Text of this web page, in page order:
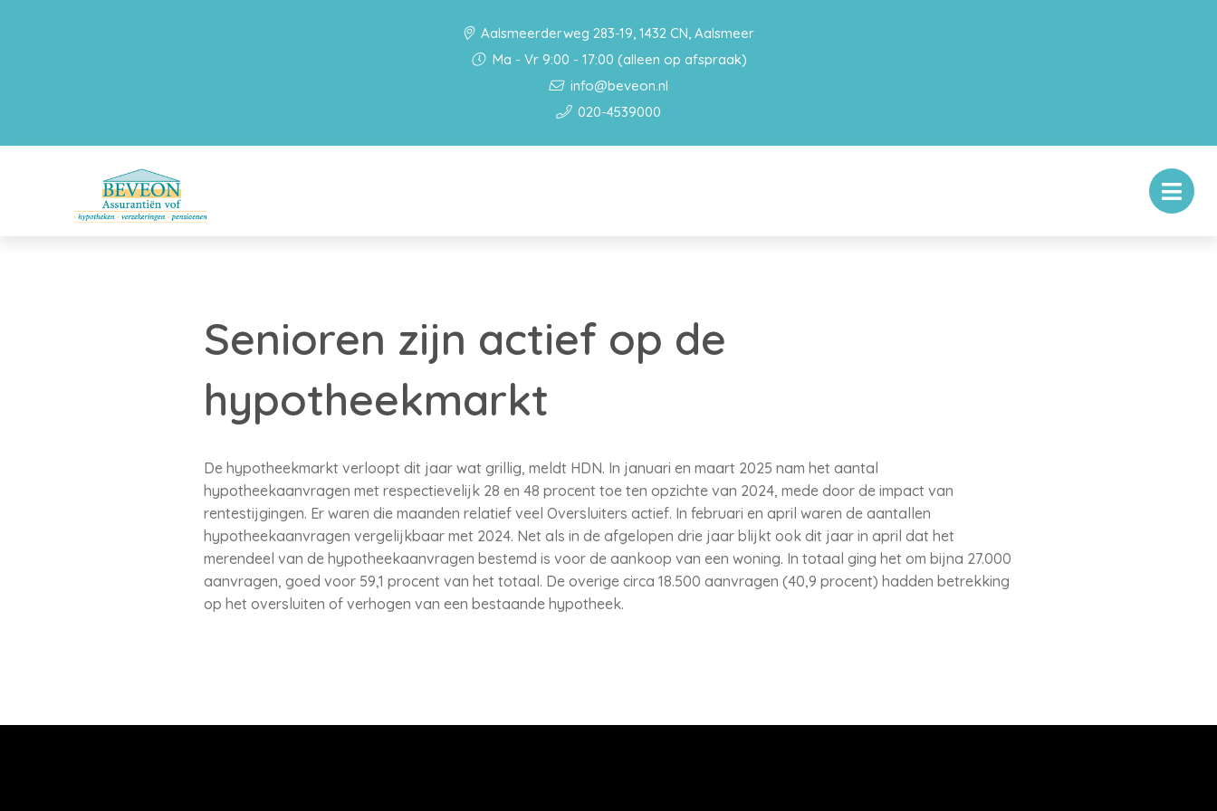
Aalsmeerderweg 283-19, 1432 CN, Aalsmeer
Ma - Vr 9:00 - 17:00 (alleen op afspraak)
info@beveon.nl
020-4539000
Senioren zijn actief op de
hypotheekmarkt
De hypotheekmarkt verloopt dit jaar wat grillig, meldt HDN. In januari en maart 2025 nam het aantal
hypotheekaanvragen met respectievelijk 28 en 48 procent toe ten opzichte van 2024, mede door de impact van
rentestijgingen. Er waren die maanden relatief veel Oversluiters actief. In februari en april waren de aantallen
hypotheekaanvragen vergelijkbaar met 2024. Net als in de afgelopen drie jaar blijkt ook dit jaar in april dat het
merendeel van de hypotheekaanvragen bestemd is voor de aankoop van een woning. In totaal ging het om bijna 27.000
aanvragen, goed voor 59,1 procent van het totaal. De overige circa 18.500 aanvragen (40,9 procent) hadden betrekking
op het oversluiten of verhogen van een bestaande hypotheek.